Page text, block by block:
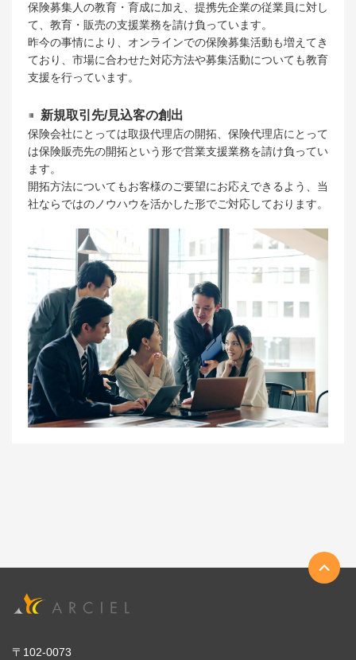
保険募集人の教育・育成に加え、提携先企業の従業員に対し
て、教育・販売の支援業務を請け負っています。
昨今の事情により、オンラインでの保険募集活動も増えてき
ており、市場に合わせた対応方法や募集活動についても教育
支援を行っています。
新規取引先/見込客の創出
保険会社にとっては取扱代理店の開拓、保険代理店にとって
は保険販売先の開拓という形で営業支援業務を請け負ってい
ます。
開拓方法についてもお客様のご要望にお応えできるよう、当
社ならではのノウハウを活かした形でご対応しております。
〒102-0073